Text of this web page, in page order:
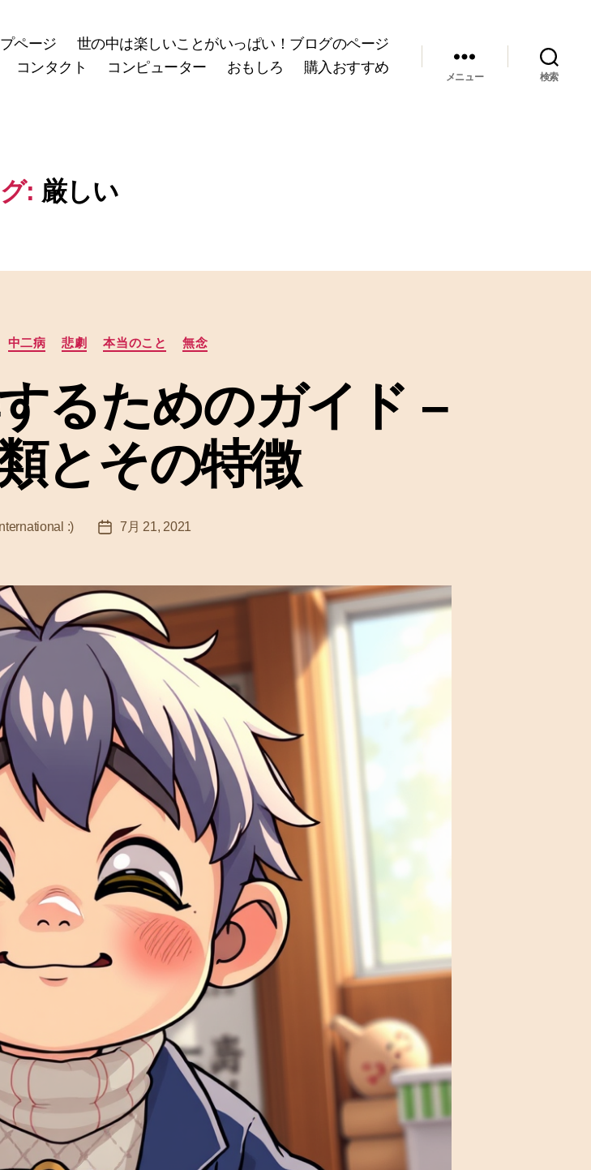
プページ
世の中は楽しいことがいっぱい！ブログのページ
コンタクト コンピューター おもしろ 購入おすすめ
メニュー 検索
: 厳しい
リ
ー
中二病 悲劇 本当のこと 無念
るためのガイド –
とその特徴
:)
投
7月 21, 2021